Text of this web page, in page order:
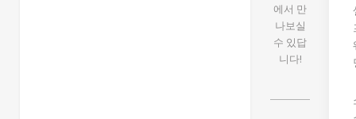
에서 만
나보실
수 있답
니다!